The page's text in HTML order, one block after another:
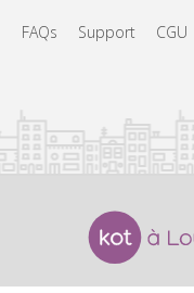
FAQs Support CGU